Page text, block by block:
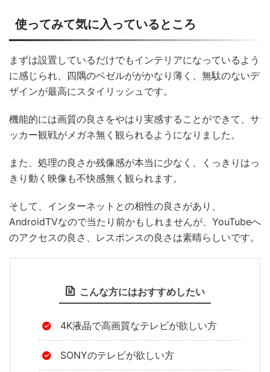
使ってみて気に入っているところ
まずは設置しているだけでもインテリアになっているよう
に感じられ、四隅のベゼルががかなり薄く、無駄のないデ
ザインが最高にスタイリッシュです。
機能的には画質の良さをやはり実感することができて、サ
ッカー観戦がメガネ無く観られるようになりました。
また、処理の良さか残像感が本当に少なく、くっきりはっ
きり動く映像も不快感無く観られます。
そして、インターネットとの相性の良さがあり、
AndroidTVなので当たり前かもしれませんが、YouTubeへ
のアクセスの良さ、レスポンスの良さは素晴らしいです。
こんな方にはおすすめしたい
4K液晶で高画質なテレビが欲しい方
SONYのテレビが欲しい方